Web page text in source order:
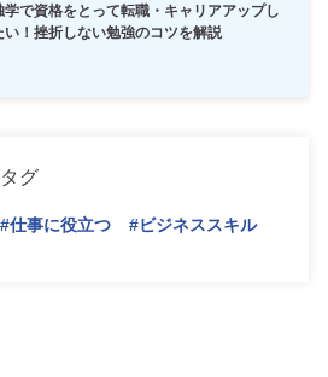
学で資格をとって転職・キャリアアップし
い！挫折しない勉強のコツを解説
グ
#仕事に役立つ
#ビジネススキル